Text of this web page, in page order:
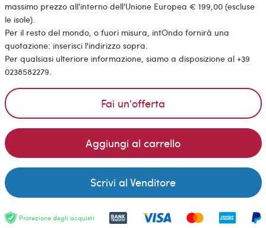
massimo prezzo all'interno dell'Unione Europea € 199,00 (escluse
le isole).
Per il resto del mondo, o fuori misura, intOndo fornirà una
quotazione: inserisci l'indirizzo sopra.
Per qualsiasi ulteriore informazione, siamo a disposizione al +39
0238582279.
Fai un'offerta
Aggiungi al carrello
Scrivi al Venditore
Protezione degli acquisti